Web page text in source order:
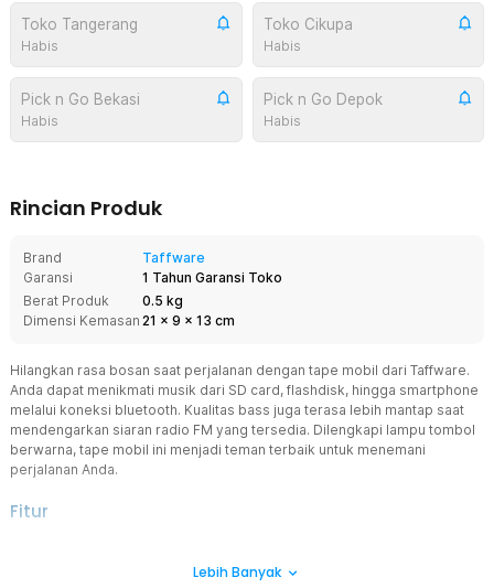
Toko Tangerang
Habis
Toko Cikupa
Habis
Pick n Go Bekasi
Habis
Pick n Go Depok
Habis
Rincian Produk
Brand
Taffware
Garansi
1 Tahun Garansi Toko
Berat Produk
0.5 kg
Dimensi Kemasan 21 x 9 x 13 cm
Hilangkan rasa bosan saat perjalanan dengan tape mobil dari Taffware.
Anda dapat menikmati musik dari SD card, flashdisk, hingga smartphone
melalui koneksi bluetooth. Kualitas bass juga terasa lebih mantap saat
mendengarkan siaran radio FM yang tersedia. Dilengkapi lampu tombol
berwarna, tape mobil ini menjadi teman terbaik untuk menemani
perjalanan Anda.
Fitur
Ingin memutar lagu dari smartphone? Cukup sambungkan bluetooth
Lebih Banyak